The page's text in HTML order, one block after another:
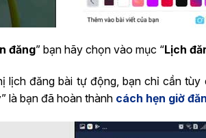
đăng” bạn hãy chọn vào mục “Lịch
lịch đăng bài tự động, bạn chỉ cần
” là bạn đã hoàn thành cách hẹn giờ